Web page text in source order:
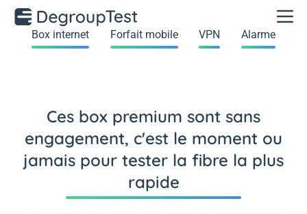
Box internet Forfait mobile VPN Alarme
Ces box premium sont sans
engagement, c'est le moment ou
jamais pour tester la fibre la plus
rapide